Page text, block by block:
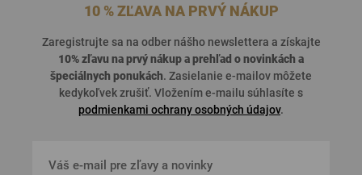
10 % ZĽAVA NA PRVÝ NÁKUP
Zaregistrujte sa na odber nášho newslettera a získajte
10% zľavu na prvý nákup a prehľad onovinkách a
špeciálnych ponukách. Zasielanie e-mailov môžete
kedykoľvek zrušiť. Vložením e-mailu súhlasíte s
podmienkami ochrany osobných údajov.